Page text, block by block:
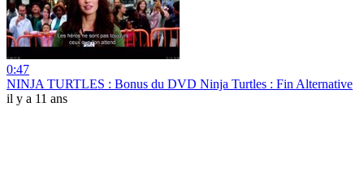
0:47
NINJA TURTLES : Bonus du DVD Ninja Turtles : Fin Alternative
il y a 11 ans